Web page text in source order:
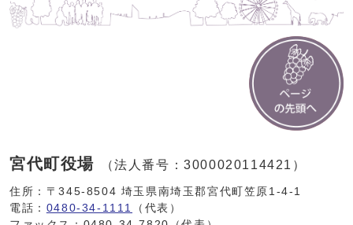
宮代町役場 （法人番号：3000020114421）
住所：〒345-8504 埼玉県南埼玉郡宮代町笠原1-4-1
電話： 0480-34-1111
（代表）